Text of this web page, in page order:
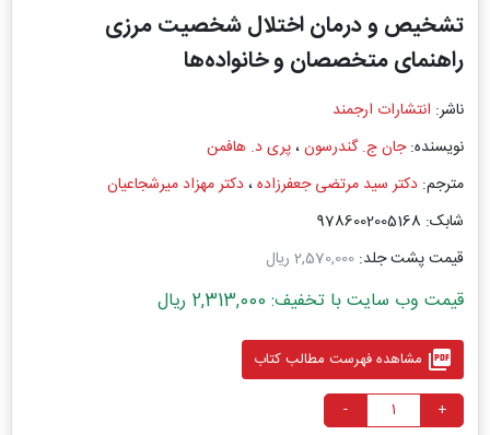
تشخیص و درمان اختلال شخصیت مرزی
راهنمای متخصصان و خانواده‌ها
ناشر: انتشارات ارجمند
نویسنده:جان ج. گندرسون،پری د. هافمن
مترجم: دکتر سید مرتضی جعفرزاده،دکتر مهزاد میرشجاعیان
شابک: 9786002005168
قیمت پشت جلد: 2,570,000 ریال
قیمت وب سایت با تخفیف: 2,313,000 ریال
picture_as_pdf مشاهده فهرست مطالب کتاب
+
-